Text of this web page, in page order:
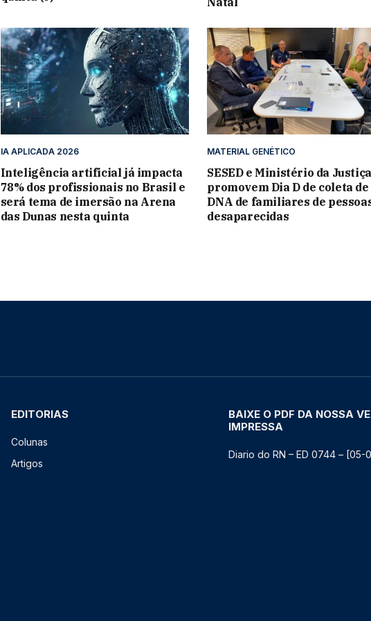
IA APLICADA 2026
Inteligência artificial já impacta
78% dos profissionais no Brasil e
será tema de imersão na Arena
das Dunas nesta quinta
MATERIAL GENÉTICO
SESED e Ministério da Justiça
promovem Dia D de coleta de
DNA de familiares de
desaparecidas
EDITORIAS
Colunas
Artigos
BAIXE O PDF DA NOSSA
IMPRESSA
Diario do RN – ED 0744 –